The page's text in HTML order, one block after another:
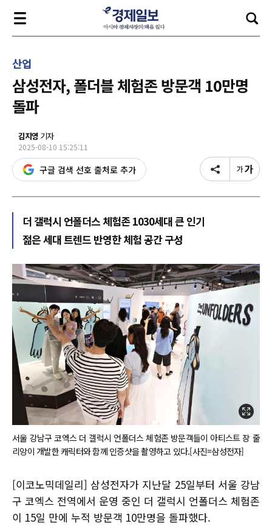
산업
삼성전자, 폴더블 체험존 방문객 10만명
돌파
김지영 기자
2025-08-10 15:25:11
구글 검색 선호 출처로 추가
더 갤럭시 언폴더스 체험존 1030세대 큰 인기
젊은 세대 트렌드 반영한 체험 공간 구성
서울 강남구 코엑스 더 갤럭시 언폴더스 체험존 방문객들이 아티스트 장 줄
리앙이 개발한 캐릭터와 함께 인증샷을 촬영하고 있다.[사진=삼성전자]
[이코노믹데일리] 삼성전자가 지난달 25일부터 서울 강남
구 코엑스 전역에서 운영 중인 더 갤럭시 언폴더스 체험존
이 15일 만에 누적 방문객 10만명을 돌파했다.